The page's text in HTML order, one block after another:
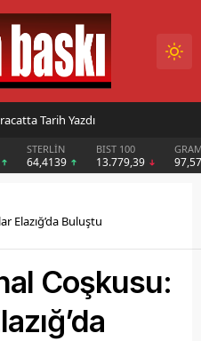
Taşındı
BIST 100
13.779,39
GRAM GÜMÜŞ
97,57
Elazığ’da Buluştu
Coşkusu: